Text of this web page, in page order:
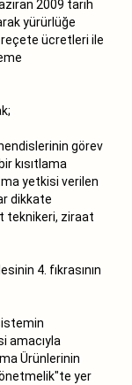
2009 tarih
yürürlüğe
reçete ücretleri ile
görev
kısıtlama
yetkisi verilen
dikkate
teknikeri, ziraat
4. fıkrasının
amacıyla
Ürünlerinin
yer